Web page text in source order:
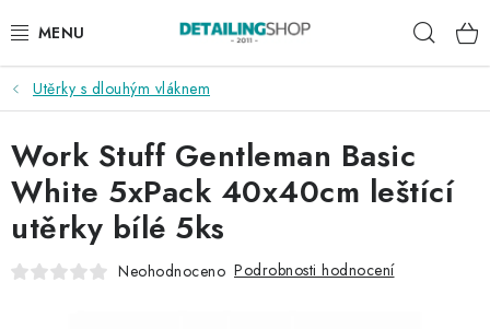
na
AKCE
NOVINKY
EXTERIÉR
INTERIÉR
Utěrky s dlouhým vláknem
Work Stuff Gentleman Basic
White 5xPack 40x40cm leštící
utěrky bílé 5ks
Neohodnoceno Podrobnosti hodnocení